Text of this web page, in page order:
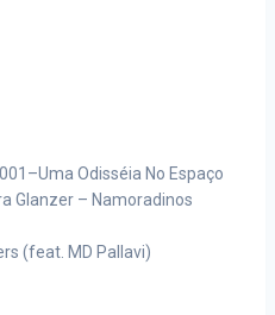
Odisséia No Espaço
Glanzer – Namoradinos
(feat. MD Pallavi)